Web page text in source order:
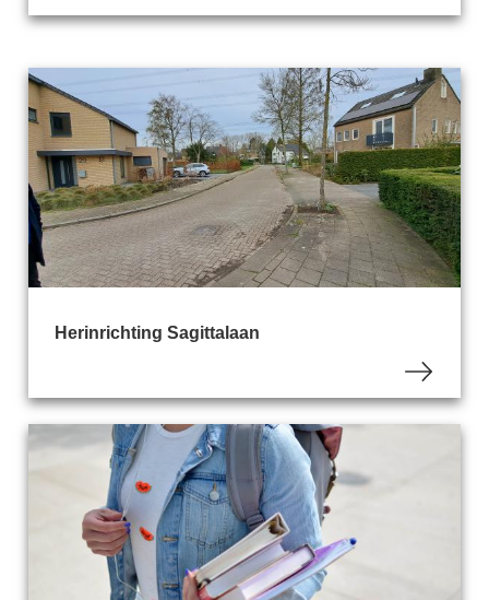
Herinrichting Sagittalaan